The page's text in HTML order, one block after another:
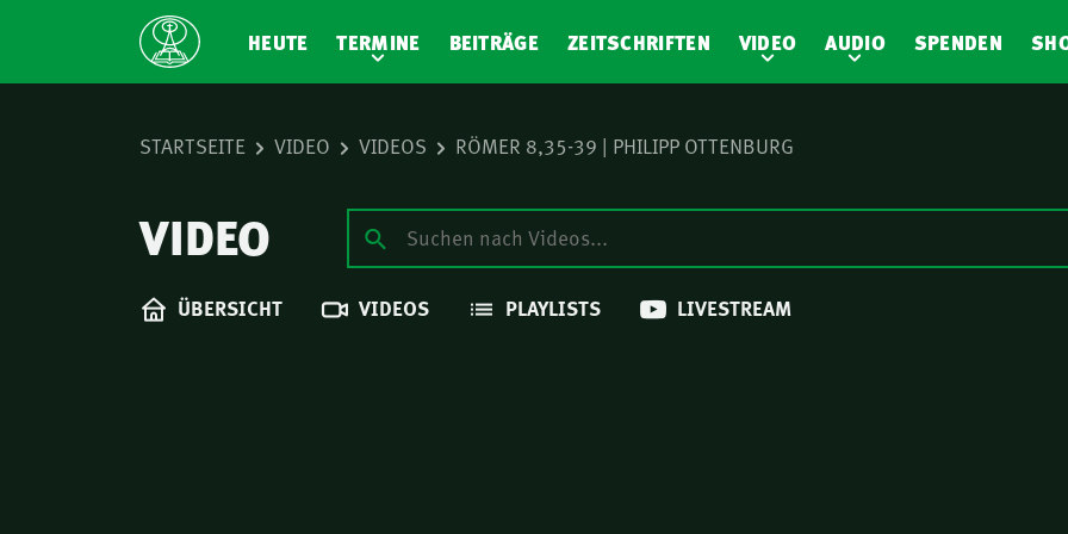
HEUTE TERMINE BEITRÄGE ZEITSCHRIFTEN VIDEO AUDIO SPENDEN
STARTSEITE VIDEO VIDEOS RÖMER 8,35-39 | PHILIPP OTTENBURG
VIDEO
ÜBERSICHT VIDEOS PLAYLISTS LIVESTREAM